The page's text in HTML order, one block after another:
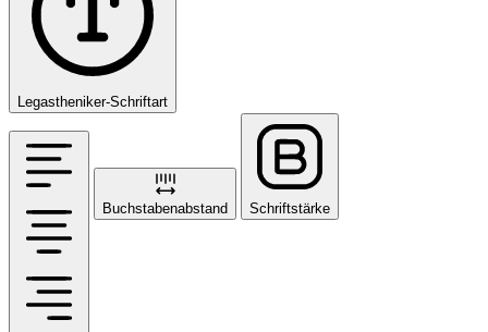
Legastheniker-Schriftart
Buchstabenabstand Schriftstärke